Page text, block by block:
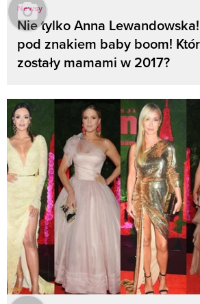
Newsy
Nie tylko Anna
pod znakiem baby boom!
zostały mamami w 2017?